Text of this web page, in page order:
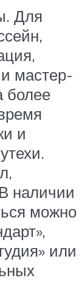
Для
мастер-
более
и
наличии
можно
или